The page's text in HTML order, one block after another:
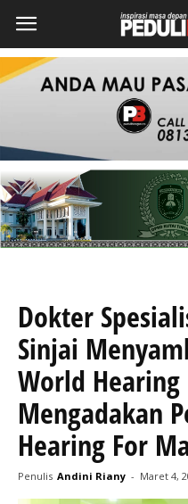
Dokter
Sinjai
World Hearing
Mengadakan
Hearing For
Penulis Andini Riany - Maret 4,